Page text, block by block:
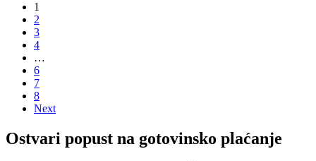
1
2
3
4
…
6
7
8
Next
Ostvari popust na gotovinsko plaćanje